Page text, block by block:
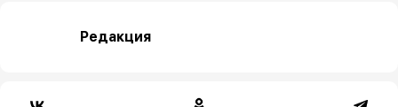
Редакция